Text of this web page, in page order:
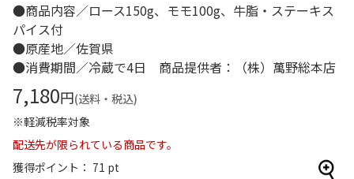
●商品内容／ロース150g、モモ100g、牛脂・ステーキス
パイス付
●原産地／佐賀県
●消費期間／冷蔵で4日 商品提供者：（株）萬野総本店
7,180円(送料・税込)
※軽減税率対象
配送先が限られている商品です。
獲得ポイント： 71 pt